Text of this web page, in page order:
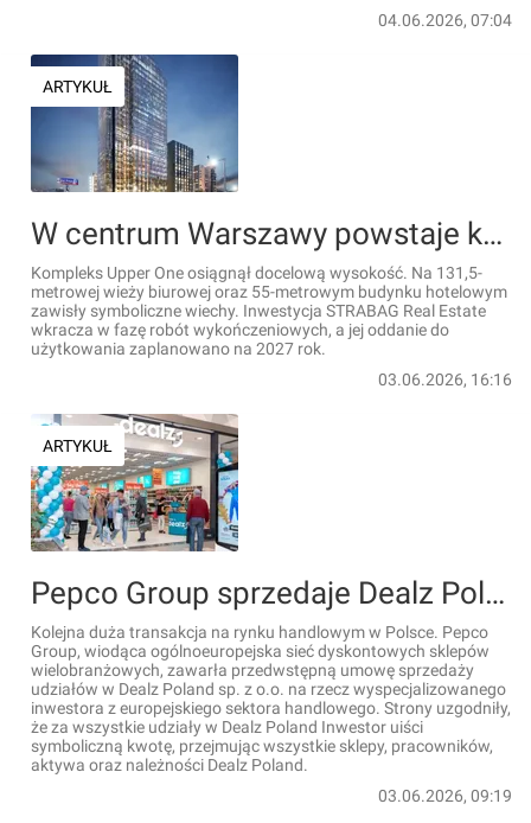
04.06.2026, 07:04
ARTYKUŁ
W centrum Warszawy powstaje kompleks Upper One ze 131,5-metrową wieżą biurową [FILMY+WIZUALIZACJE]
Kompleks Upper One osiągnął docelową wysokość. Na 131,5-
metrowej wieży biurowej oraz 55-metrowym budynku hotelowym
zawisły symboliczne wiechy. Inwestycja STRABAG Real Estate
wkracza w fazę robót wykończeniowych, a jej oddanie do
użytkowania zaplanowano na 2027 rok.
03.06.2026, 16:16
ARTYKUŁ
Pepco Group sprzedaje Dealz Polska
Kolejna duża transakcja na rynku handlowym w Polsce. Pepco
Group, wiodąca ogólnoeuropejska sieć dyskontowych sklepów
wielobranżowych, zawarła przedwstępną umowę sprzedaży
udziałów w Dealz Poland sp. z o.o. na rzecz wyspecjalizowanego
inwestora z europejskiego sektora handlowego. Strony uzgodniły,
że za wszystkie udziały w Dealz Poland Inwestor uiści
symboliczną kwotę, przejmując wszystkie sklepy, pracowników,
aktywa oraz należności Dealz Poland.
03.06.2026, 09:19